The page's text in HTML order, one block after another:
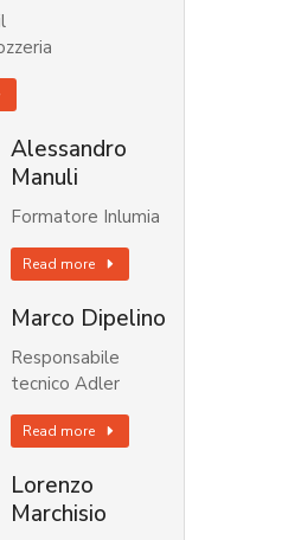
Alessandro
Manuli
Formatore Inlumia
Read more
Marco Dipelino
Responsabile
tecnico Adler
Read more
Lorenzo
Marchisio